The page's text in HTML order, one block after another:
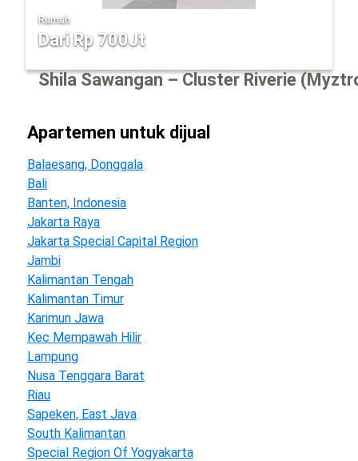
Rumah
Dari Rp 700Jt
Shila Sawangan – Cluster Riverie
apartemen untuk dijual
Balaesang, Donggala
Bali
Banten, Indonesia
Jakarta Raya
Jakarta Special Capital Region
Jambi
Kalimantan Tengah
Kalimantan Timur
Karimun Jawa
Kec Mempawah Hilir
Lampung
Nusa Tenggara Barat
Riau
Sapeken, East Java
South Kalimantan
Special Region Of Yogyakarta